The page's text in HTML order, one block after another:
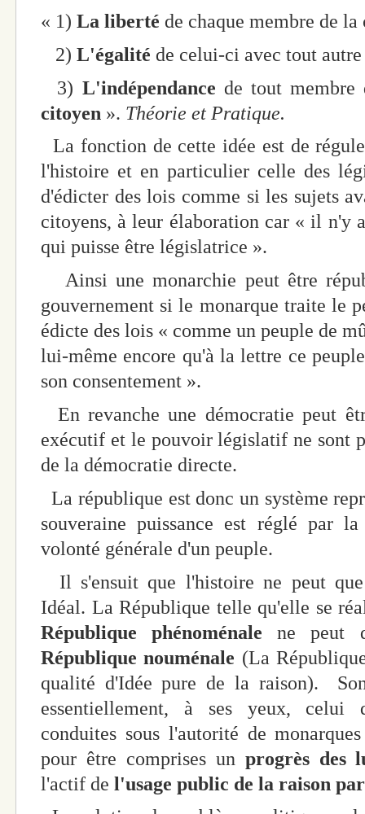
« 1) La liberté de chaque membre de
2) L'égalité de celui-ci avec tout
3) L'indépendance de tout membre
citoyen ». Théorie et Pratique.
La fonction de cette idée est de
l'histoire et en particulier celle des
d'édicter des lois comme si les sujets
citoyens, à leur élaboration car « il n'y
qui puisse être législatrice ».
Ainsi une monarchie peut être
gouvernement si le monarque traite le
édicte des lois « comme un peuple de
lui-même encore qu'à la lettre ce
son consentement ».
En revanche une démocratie peut
exécutif et le pouvoir législatif ne sont
de la démocratie directe.
La république est donc un système
souveraine puissance est réglé par
volonté générale d'un peuple.
Il s'ensuit que l'histoire ne peut
Idéal. La République telle qu'elle se
République phénoménale ne peut
République nouménale (La
qualité d'Idée pure de la raison).
essentiellement, à ses yeux,
conduites sous l'autorité de
pour être comprises un progrès des
l'actif de l'usage public de la raison